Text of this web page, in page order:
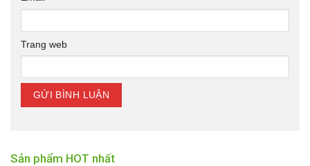
Trang web
Sản phẩm HOT nhất